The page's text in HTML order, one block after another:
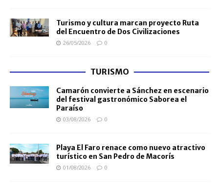
Turismo y cultura marcan proyecto Ruta
del Encuentro de Dos Civilizaciones
26/05/2026 0
TURISMO
Camarón convierte a Sánchez en escenario
del festival gastronómico Saborea el
Paraíso
03/08/2026 0
Playa El Faro renace como nuevo atractivo
turístico en San Pedro de Macorís
01/08/2026 0